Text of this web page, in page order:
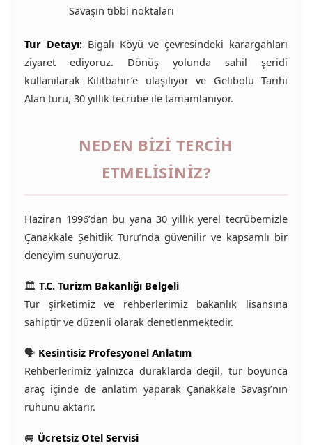
Savaşın tıbbi noktaları
Tur Detayı:Bigalı Köyü ve çevresindeki karargahları
ziyaret ediyoruz. Dönüş yolunda sahil şeridi
kullanılarak Kilitbahir’e ulaşılıyor ve Gelibolu Tarihi
Alan turu, 30 yıllık tecrübe ile tamamlanıyor.
NEDEN BIZI TERCIH
ETMELISINIZ?
Haziran 1996’dan bu yana 30 yıllık yerel tecrübemizle
Çanakkale Şehitlik Turu’nda güvenilir ve kapsamlı bir
deneyim sunuyoruz.
🏛️ T.C. Turizm Bakanlığı Belgeli
Tur şirketimiz ve rehberlerimiz bakanlık lisansına
sahiptir ve düzenli olarak denetlenmektedir.
🗣️ Kesintisiz Profesyonel Anlatım
Rehberlerimiz yalnızca duraklarda değil, tur boyunca
araç içinde de anlatım yaparak Çanakkale Savaşı’nın
ruhunu aktarır.
🚐 Ücretsiz Otel Servisi